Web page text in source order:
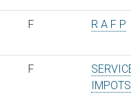
F R A F P
F
IMPOTS